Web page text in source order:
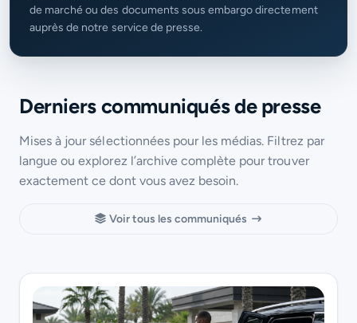
de marché ou des documents sous embargo directement
auprès de notre service de presse.
Derniers communiqués de presse
Mises à jour sélectionnées pour les médias. Filtrez par
langue ou explorez l’archive complète pour trouver
exactement ce dont vous avez besoin.
Voir tous les communiqués